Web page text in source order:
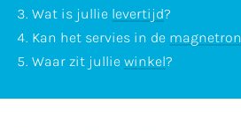
Wat is jullie levertijd?
Kan het servies in de magnetron
Waar zit jullie winkel?